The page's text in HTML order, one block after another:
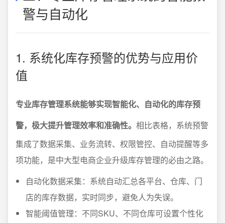
警与自动化
1. 系统化库存预警的优势与应用价
值
专业库存管理系统能够实现智能化、自动化的库存预
警，极大提升管理效率和准确性。 相比表格，系统预警
集成了数据采集、业务流转、权限管控、自动提醒等多
项功能，是中大型电商企业升级库存管理的必由之路。
自动化数据采集：系统自动汇总各平台、仓库、门
店的库存数据，实时同步，避免人为失误。
智能阈值管理：不同SKU、不同仓库可设置个性化